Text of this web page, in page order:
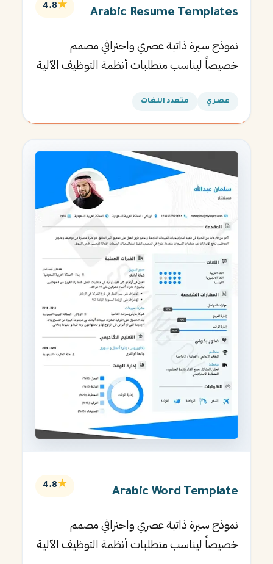
Arabic Resume Templates
★
4.8
نموذج سيرة ذاتية عصري واحترافي مصمم
خصيصاً ليناسب متطلبات أنظمة التوظيف الآلية
عصري متعدد اللغات
Arabic Word Template
★
4.8
نموذج سيرة ذاتية عصري واحترافي مصمم
خصيصاً ليناسب متطلبات أنظمة التوظيف الآلية